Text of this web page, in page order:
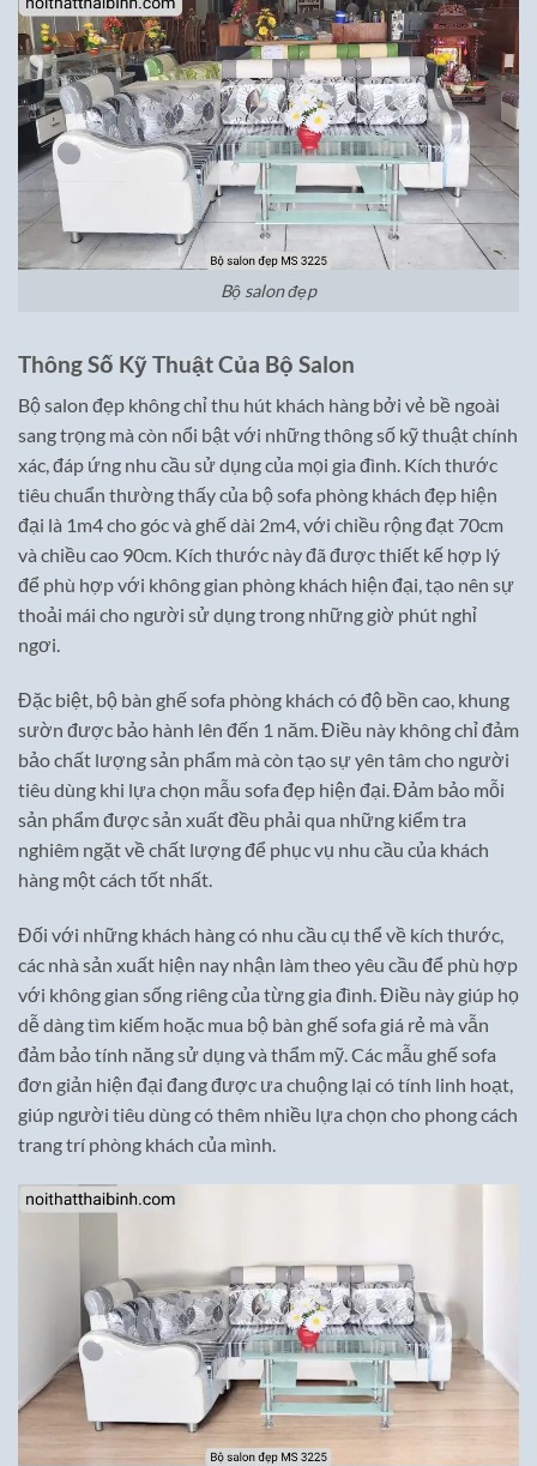
Bộ salon đẹp
Thông Số Kỹ Thuật Của Bộ Salon
Bộ salon đẹp không chỉ thu hút khách hàng bởi vẻ bề ngoài
sang trọng mà còn nổi bật với những thông số kỹ thuật chính
xác, đáp ứng nhu cầu sử dụng của mọi gia đình. Kích thước
tiêu chuẩn thường thấy của bộ sofa phòng khách đẹp hiện
đại là 1m4 cho góc và ghế dài 2m4, với chiều rộng đạt 70cm
và chiều cao 90cm. Kích thước này đã được thiết kế hợp lý
để phù hợp với không gian phòng khách hiện đại, tạo nên sự
thoải mái cho người sử dụng trong những giờ phút nghỉ
ngơi.
Đặc biệt, bộ bàn ghế sofa phòng khách có độ bền cao, khung
sườn được bảo hành lên đến 1 năm. Điều này không chỉ đảm
bảo chất lượng sản phẩm mà còn tạo sự yên tâm cho người
tiêu dùng khi lựa chọn mẫu sofa đẹp hiện đại. Đảm bảo mỗi
sản phẩm được sản xuất đều phải qua những kiểm tra
nghiêm ngặt về chất lượng để phục vụ nhu cầu của khách
hàng một cách tốt nhất.
Đối với những khách hàng có nhu cầu cụ thể về kích thước,
các nhà sản xuất hiện nay nhận làm theo yêu cầu để phù hợp
với không gian sống riêng của từng gia đình. Điều này giúp họ
dễ dàng tìm kiếm hoặc mua bộ bàn ghế sofa giá rẻ mà vẫn
đảm bảo tính năng sử dụng và thẩm mỹ. Các mẫu ghế sofa
đơn giản hiện đại đang được ưa chuộng lại có tính linh hoạt,
giúp người tiêu dùng có thêm nhiều lựa chọn cho phong cách
trang trí phòng khách của mình.